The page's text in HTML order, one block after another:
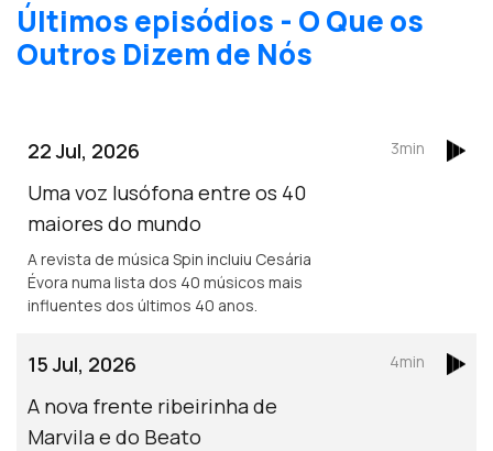
Últimos episódios - O Que os
Outros Dizem de Nós
22 Jul, 2026
Uma voz lusófona entre os 40
maiores do mundo
A revista de música Spin incluiu Cesária
Évora numa lista dos 40 músicos mais
influentes dos últimos 40 anos.
3min
15 Jul, 2026
A nova frente ribeirinha de
Marvila e do Beato
4min